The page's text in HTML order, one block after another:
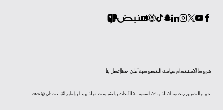
شروط الاستخدامسياسة الخصوصيةأعلن معناإتصل بنا
جميع الحقوق محفوظة للشركة السعودية للأبحاث والنشر وتخضع لشروط وإتفاق الإستخدام © 2026